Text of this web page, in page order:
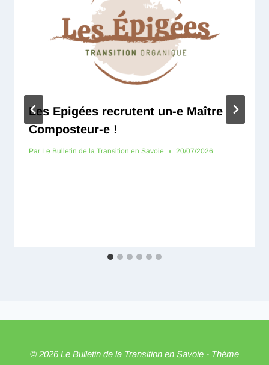
Les Epigées recrutent un-e Maître
Composteur-e !
Par Le Bulletin de la Transition en Savoie 20/07/2026
© 2026 Le Bulletin de la Transition en Savoie - Thème